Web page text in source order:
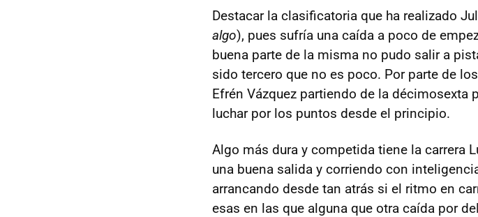
Destacar la clasificatoria que ha realizado
algo), pues sufría una caída a poco de
buena parte de la misma no pudo salir a
sido tercero que no es poco. Por parte de
Efrén Vázquez partiendo de la décimosexta
luchar por los puntos desde el principio.
Algo más dura y competida tiene la carrera
una buena salida y corriendo con
arrancando desde tan atrás si el ritmo en
esas en las que alguna que otra caída por